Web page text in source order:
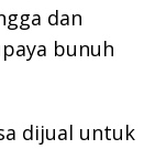
dan
bunuh
dijual untuk